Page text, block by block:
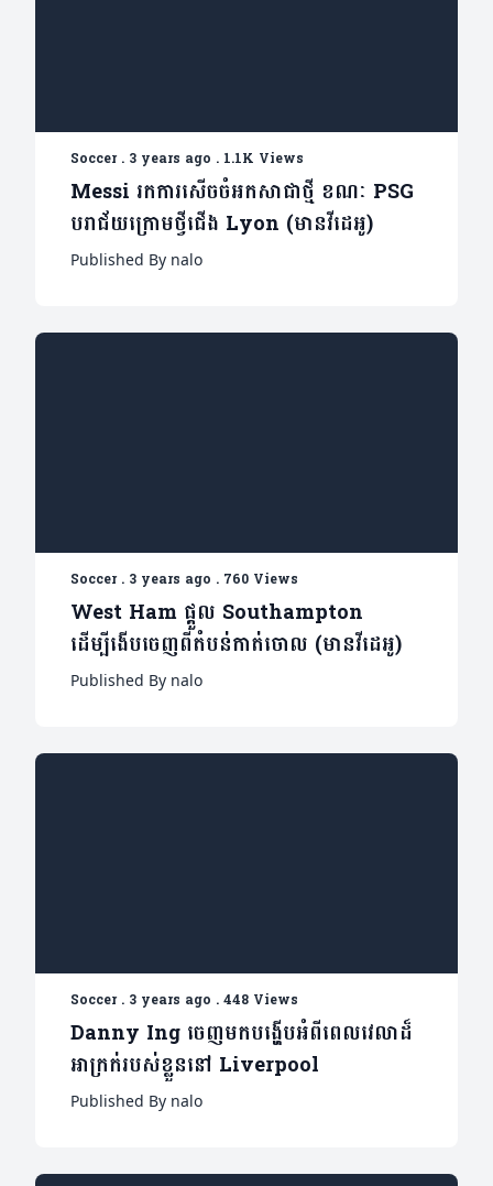
Soccer. 3 years ago . 1.1K Views
Messi រកការសើចចំអកសាជាថ្មី ខណៈ PSG
បរាជ័យក្រោមថ្វីជើង Lyon (មានវីដេអូ)
Published By nalo
Soccer. 3 years ago . 760 Views
West Ham ផ្តួល Southampton
ដើម្បីងើបចេញពីតំបន់កាត់ចោល (មានវីដេអូ)
Published By nalo
Soccer. 3 years ago .448 Views
Danny Ing ចេញមកបង្ហើបអំពីពេលវេលាដ៏
អាក្រក់របស់ខ្លួននៅ Liverpool
Published By nalo